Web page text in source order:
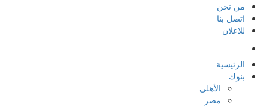
من نحن
اتصل بنا
للاعلان
الرئيسية
بنوك
الأهلي
مصر